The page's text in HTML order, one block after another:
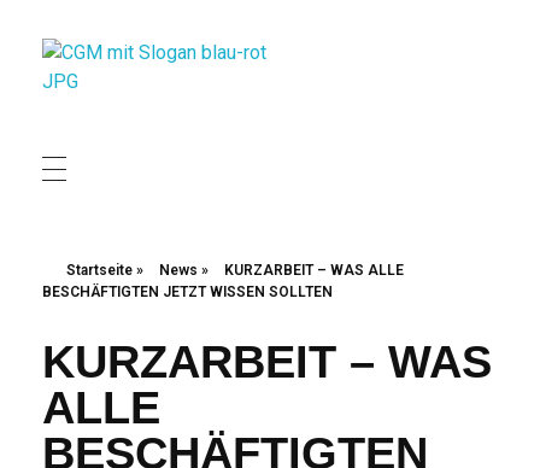
Startseite » News »
KURZARBEIT – WAS ALLE
BESCHÄFTIGTEN JETZT WISSEN SOLLTEN
KURZARBEIT – WAS
ALLE
BESCHÄFTIGTEN